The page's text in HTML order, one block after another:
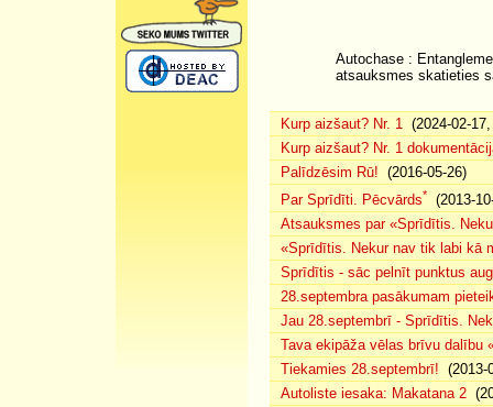
Autochase :
atsauksmes skatieties
Kurp aizšaut? Nr. 1 (2024-02-
Kurp aizšaut? Nr. 1
Palīdzēsim Rū! (2016-05-26)
Par Sprīdīti. Pēcvārds*
(2013-
Atsauksmes par «Sprīdītis.
«Sprīdītis. Nekur nav tik labi kā
Sprīdītis - sāc pelnīt punktus
28.septembra pasākumam
Jau 28.septembrī - Sprīdītis.
Tava ekipāža vēlas brīvu dalību
Tiekamies 28.septembrī! (2013-
Autoliste iesaka: Makatana 2